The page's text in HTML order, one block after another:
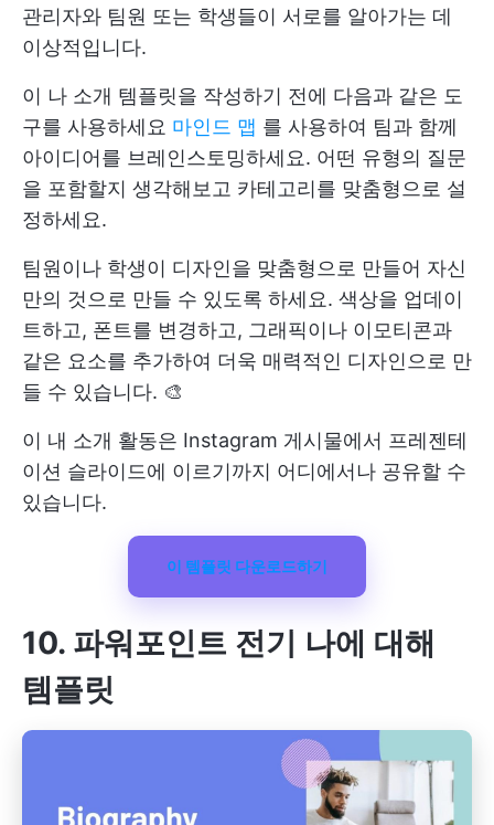
관리자와 팀원 또는 학생들이 서로를 알아가는 데
이상적입니다.
이 나 소개 템플릿을 작성하기 전에 다음과 같은 도
구를 사용하세요 마인드 맵 를 사용하여 팀과 함께
아이디어를 브레인스토밍하세요. 어떤 유형의 질문
을 포함할지 생각해보고 카테고리를 맞춤형으로 설
정하세요.
팀원이나 학생이 디자인을 맞춤형으로 만들어 자신
만의 것으로 만들 수 있도록 하세요. 색상을 업데이
트하고, 폰트를 변경하고, 그래픽이나 이모티콘과
같은 요소를 추가하여 더욱 매력적인 디자인으로 만
들 수 있습니다. 🎨
이 내 소개 활동은 Instagram 게시물에서 프레젠테
이션 슬라이드에 이르기까지 어디에서나 공유할 수
있습니다.
이 템플릿 다운로드하기
10. 파워포인트 전기 나에 대해
템플릿